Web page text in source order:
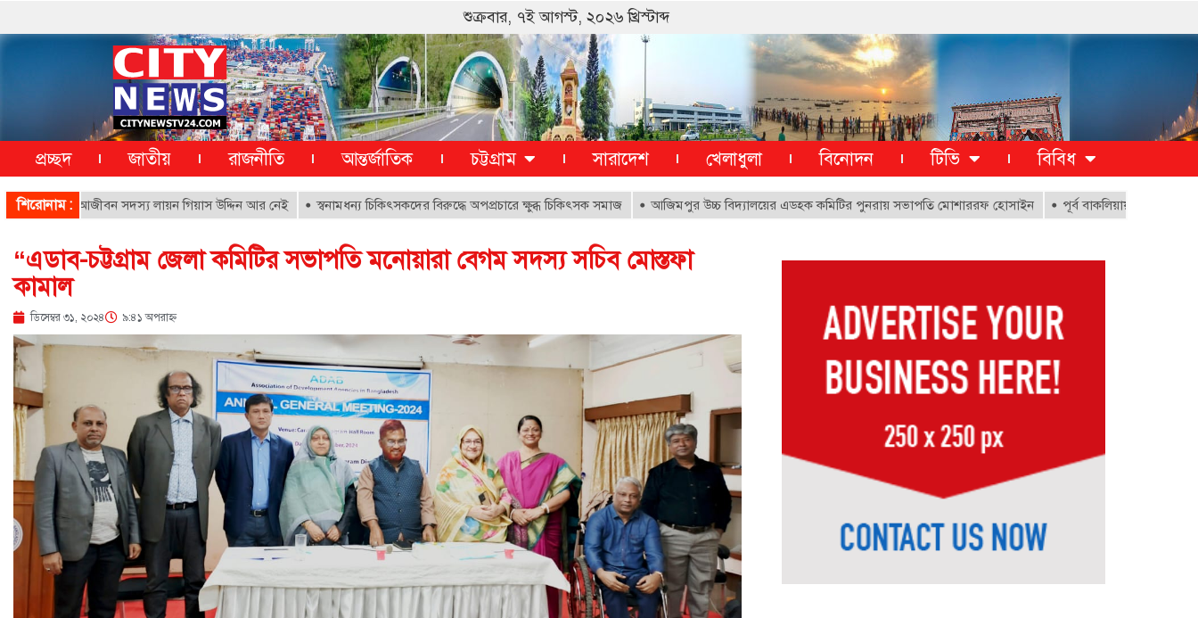
শুক্রবার, ৭ই আগস্ট, ২০২৬ খ্রিস্টাব্দ
প্রচ্ছদ জাতীয় রাজনীতি আন্তর্জাতিক চট্টগ্রাম সারাদেশ খেলাধুলা বিনোদন টিভি বিবিধ
শিরোনাম :আজীবন সদস্য লায়ন গিয়াস উদ্দিন আর নেই স্বনামধন্য চিকিৎসকদের বিরুদ্ধে অপপ্রচারে ক্ষুব্ধ চিকিৎসক সমাজ আজিমপুর উচ্চ বিদ্যালয়ের এডহক কমিটির পুনরায় সভাপতি মোশাররফ হোসাইন পূর্ব বাকলিয়ায় ১০০০ ক্ষতিগ্রস্থ
“এডাব-চট্টগ্রাম জেলা কমিটির সভাপতি মনোয়ারা বেগম সদস্য সচিব মোস্তফা
কামাল
ডিসেম্বর ৩১, ২০২৪ ৯:৪১ অপরাহ্ণ